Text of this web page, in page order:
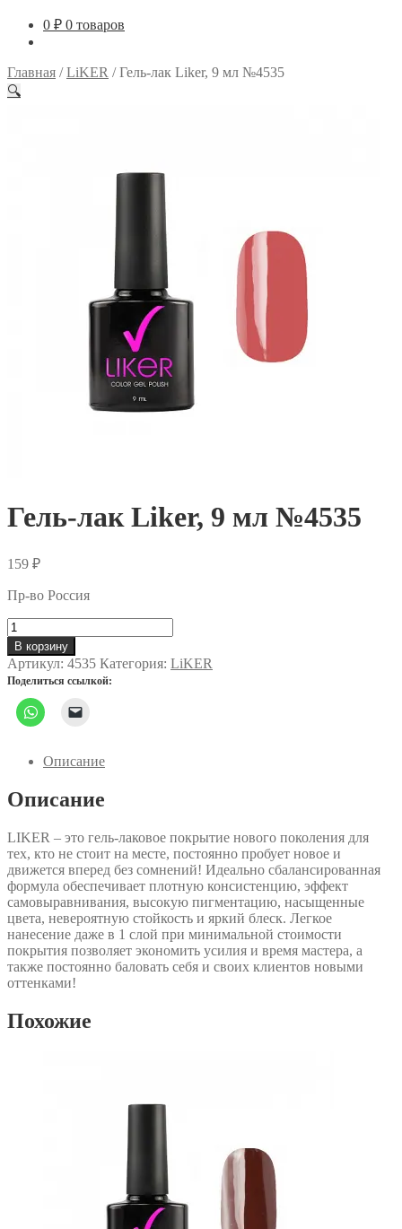
0 ₽ 0 товаров
Главная /LiKER /Гель-лак Liker, 9 мл №4535
🔍
Гель-лак Liker, 9 мл №4535
159 ₽
Пр-во Россия
Количество
товара
Гель-
лак
Liker,
мл
В корзину
Артикул: 4535 Категория: LiKER
Поделиться ссылкой:
Описание
Описание
LIKER – это гель-лаковое покрытие нового поколения для
тех, кто не стоит на месте, постоянно пробует новое и
движется вперед без сомнений! Идеально сбалансированная
формула обеспечивает плотную консистенцию, эффект
самовыравнивания, высокую пигментацию, насыщенные
цвета, невероятную стойкость и яркий блеск. Легкое
нанесение даже в 1 слой при минимальной стоимости
покрытия позволяет экономить усилия и время мастера, а
также постоянно баловать себя и своих клиентов новыми
оттенками!
Похожие